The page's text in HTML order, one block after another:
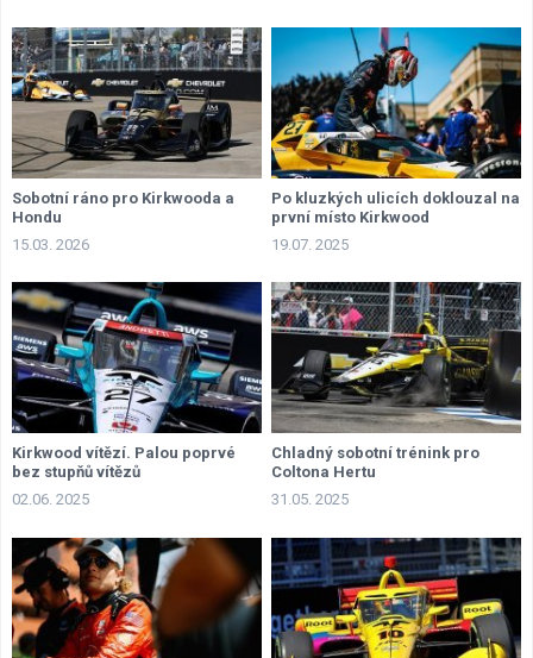
Sobotní ráno pro Kirkwooda a
Hondu
15.03. 2026
Po kluzkých ulicích doklouzal na
první místo Kirkwood
19.07. 2025
Kirkwood vítězí. Palou poprvé
bez stupňů vítězů
02.06. 2025
Chladný sobotní trénink pro
Coltona Hertu
31.05. 2025